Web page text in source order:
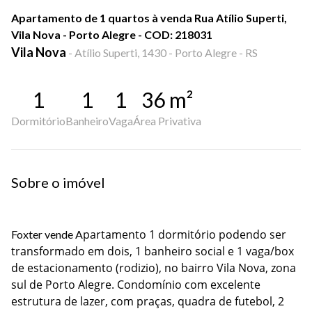
Apartamento de 1 quartos à venda Rua Atílio Superti,
Vila Nova - Porto Alegre - COD: 218031
Vila Nova - Atílio Superti, 1430 - Porto Alegre - RS
1
Dormitório
1
Banheiro
1
Vaga
36 m²
Área Privativa
Sobre o imóvel
Foxter vende Apartamento 1 dormitório podendo ser
transformado em dois, 1 banheiro social e 1 vaga/box
de estacionamento (rodizio), no bairro Vila Nova, zona
sul de Porto Alegre. Condomínio com excelente
estrutura de lazer, com praças, quadra de futebol, 2